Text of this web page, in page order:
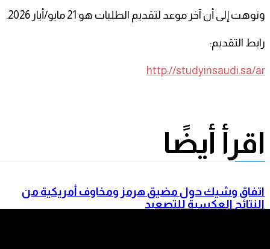
ونوهت إلى أن آخر موعد لتقديم الطلبات هو 21 مايو/أيار 2026.
رابط التقديم:
http://studyinsaudi.sa/ar‎⁠
اقرأ أيضًا
اتفاق وشيك حول مضيق هرمز ومخاوف أمريكية من
النتائج العكسية للتصعيد